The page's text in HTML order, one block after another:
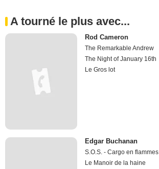
A tourné le plus avec...
Rod Cameron
The Remarkable Andrew
The Night of January 16th
Le Gros lot
Edgar Buchanan
S.O.S. - Cargo en flammes
Le Manoir de la haine